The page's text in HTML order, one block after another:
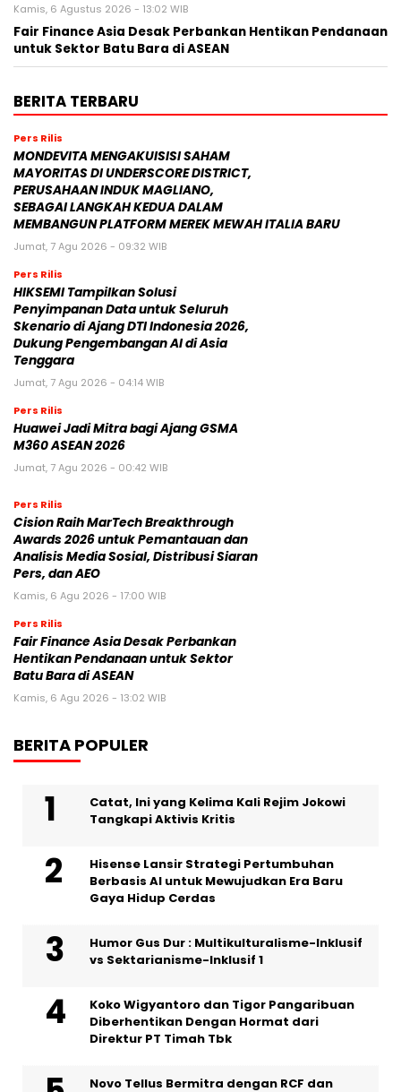
Kamis, 6 Agustus 2026 - 13:02 WIB
Fair Finance Asia Desak Perbankan Hentikan Pendanaan
untuk Sektor Batu Bara di ASEAN
BERITA TERBARU
Pers Rilis
MONDEVITA MENGAKUISISI SAHAM
MAYORITAS DI UNDERSCORE DISTRICT,
PERUSAHAAN INDUK MAGLIANO,
SEBAGAI LANGKAH KEDUA DALAM
MEMBANGUN PLATFORM MEREK MEWAH ITALIA BARU
Jumat, 7 Agu 2026 - 09:32 WIB
Pers Rilis
HIKSEMI Tampilkan Solusi
Penyimpanan Data untuk Seluruh
Skenario di Ajang DTI Indonesia 2026,
Dukung Pengembangan AI di Asia
Tenggara
Jumat, 7 Agu 2026 - 04:14 WIB
Pers Rilis
Huawei Jadi Mitra bagi Ajang GSMA
M360 ASEAN 2026
Jumat, 7 Agu 2026 - 00:42 WIB
Pers Rilis
Cision Raih MarTech Breakthrough
Awards 2026 untuk Pemantauan dan
Analisis Media Sosial, Distribusi Siaran
Pers, dan AEO
Kamis, 6 Agu 2026 - 17:00 WIB
Pers Rilis
Fair Finance Asia Desak Perbankan
Hentikan Pendanaan untuk Sektor
Batu Bara di ASEAN
Kamis, 6 Agu 2026 - 13:02 WIB
BERITA POPULER
Catat, Ini yang Kelima Kali Rejim Jokowi
Tangkapi Aktivis Kritis
Hisense Lansir Strategi Pertumbuhan
Berbasis AI untuk Mewujudkan Era Baru
Gaya Hidup Cerdas
Humor Gus Dur : Multikulturalisme-Inklusif
vs Sektarianisme-Inklusif 1
Koko Wigyantoro dan Tigor Pangaribuan
Diberhentikan Dengan Hormat dari
Direktur PT Timah Tbk
Novo Tellus Bermitra dengan RCF dan